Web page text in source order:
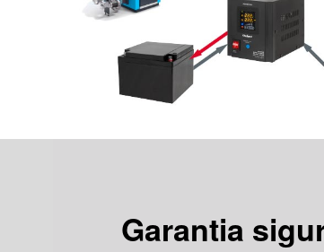
Garantia